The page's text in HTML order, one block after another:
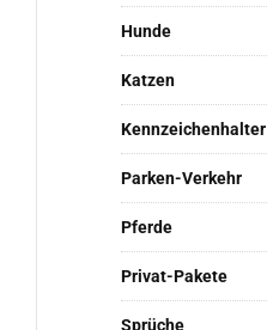
Hunde
Katzen
Kennzeichenhalter
Parken-Verkehr
Pferde
Privat-Pakete
Sprüche